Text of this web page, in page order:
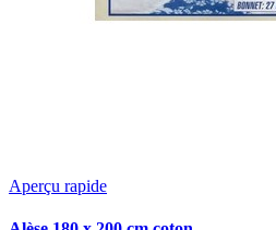
Aperçu rapide